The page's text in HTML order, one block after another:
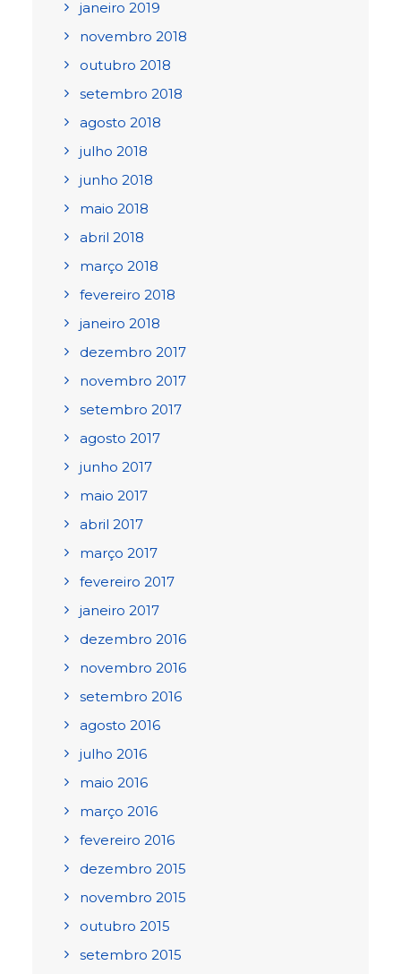
janeiro 2019
novembro 2018
outubro 2018
setembro 2018
agosto 2018
julho 2018
junho 2018
maio 2018
abril 2018
março 2018
fevereiro 2018
janeiro 2018
dezembro 2017
novembro 2017
setembro 2017
agosto 2017
junho 2017
maio 2017
abril 2017
março 2017
fevereiro 2017
janeiro 2017
dezembro 2016
novembro 2016
setembro 2016
agosto 2016
julho 2016
maio 2016
março 2016
fevereiro 2016
dezembro 2015
novembro 2015
outubro 2015
setembro 2015